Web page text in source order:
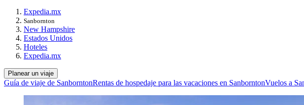
Expedia.mx
Sanbornton
New Hampshire
Estados Unidos
Hoteles
Expedia.mx
Planear un viaje
Guía de viaje de SanborntonRentas de hospedaje para las vacaciones en SanborntonVuelos a